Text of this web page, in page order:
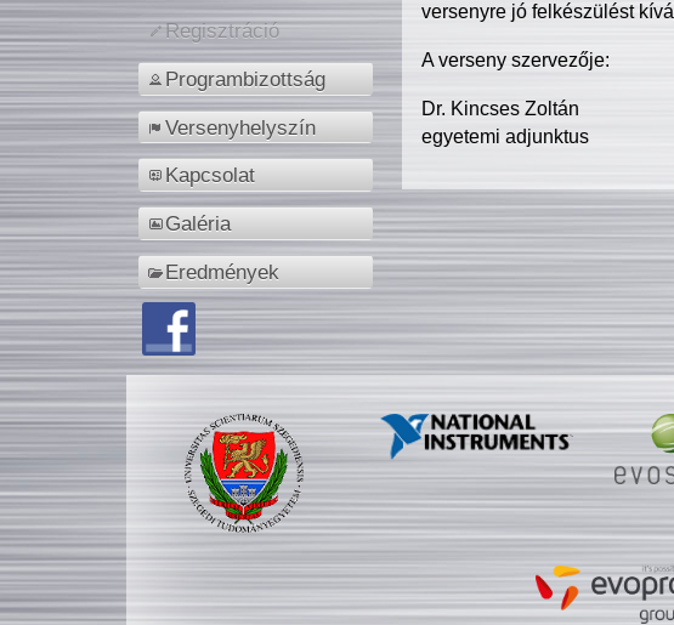
Regisztráció
Programbizottság
Versenyhelyszín
Kapcsolat
Galéria
Eredmények
versenyre jó felkészülést
A verseny szervezője:
Dr. Kincses Zoltán
egyetemi adjunktus